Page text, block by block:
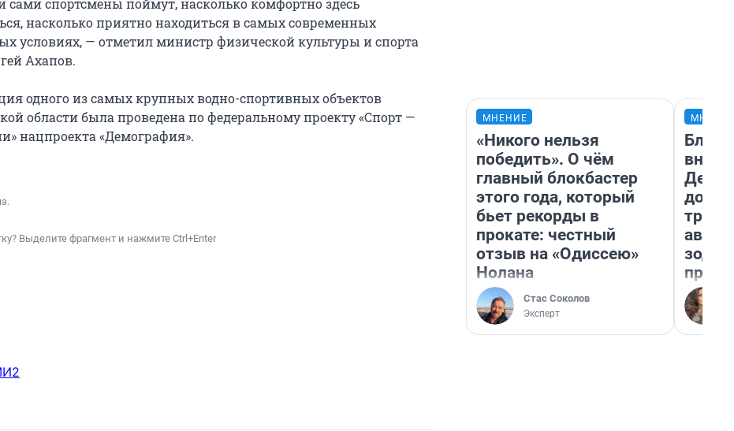
сами спортсмены поймут, насколько комфортно здесь
насколько приятно находиться в самых современных
условиях, — отметил министр физической культуры и спорта
Ахапов.
одного из самых крупных водно-спортивных объектов
области была проведена по федеральному проекту «Спорт —
нацпроекта «Демография».
Выделите фрагмент и нажмите Ctrl+Enter
МНЕНИЕ
«Никого нельзя
победить». О чём
главный блокбастер
этого года, который
бьет рекорды в
прокате: честный
отзыв на «Одиссею»
Нолана
Стас Соколов
Эксперт